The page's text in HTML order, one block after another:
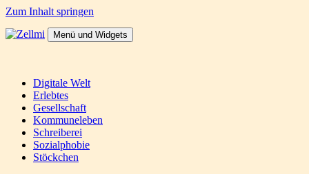
Zum Inhalt springen
Menü und Widgets
Digitale Welt
Erlebtes
Gesellschaft
Kommuneleben
Schreiberei
Sozialphobie
Stöckchen